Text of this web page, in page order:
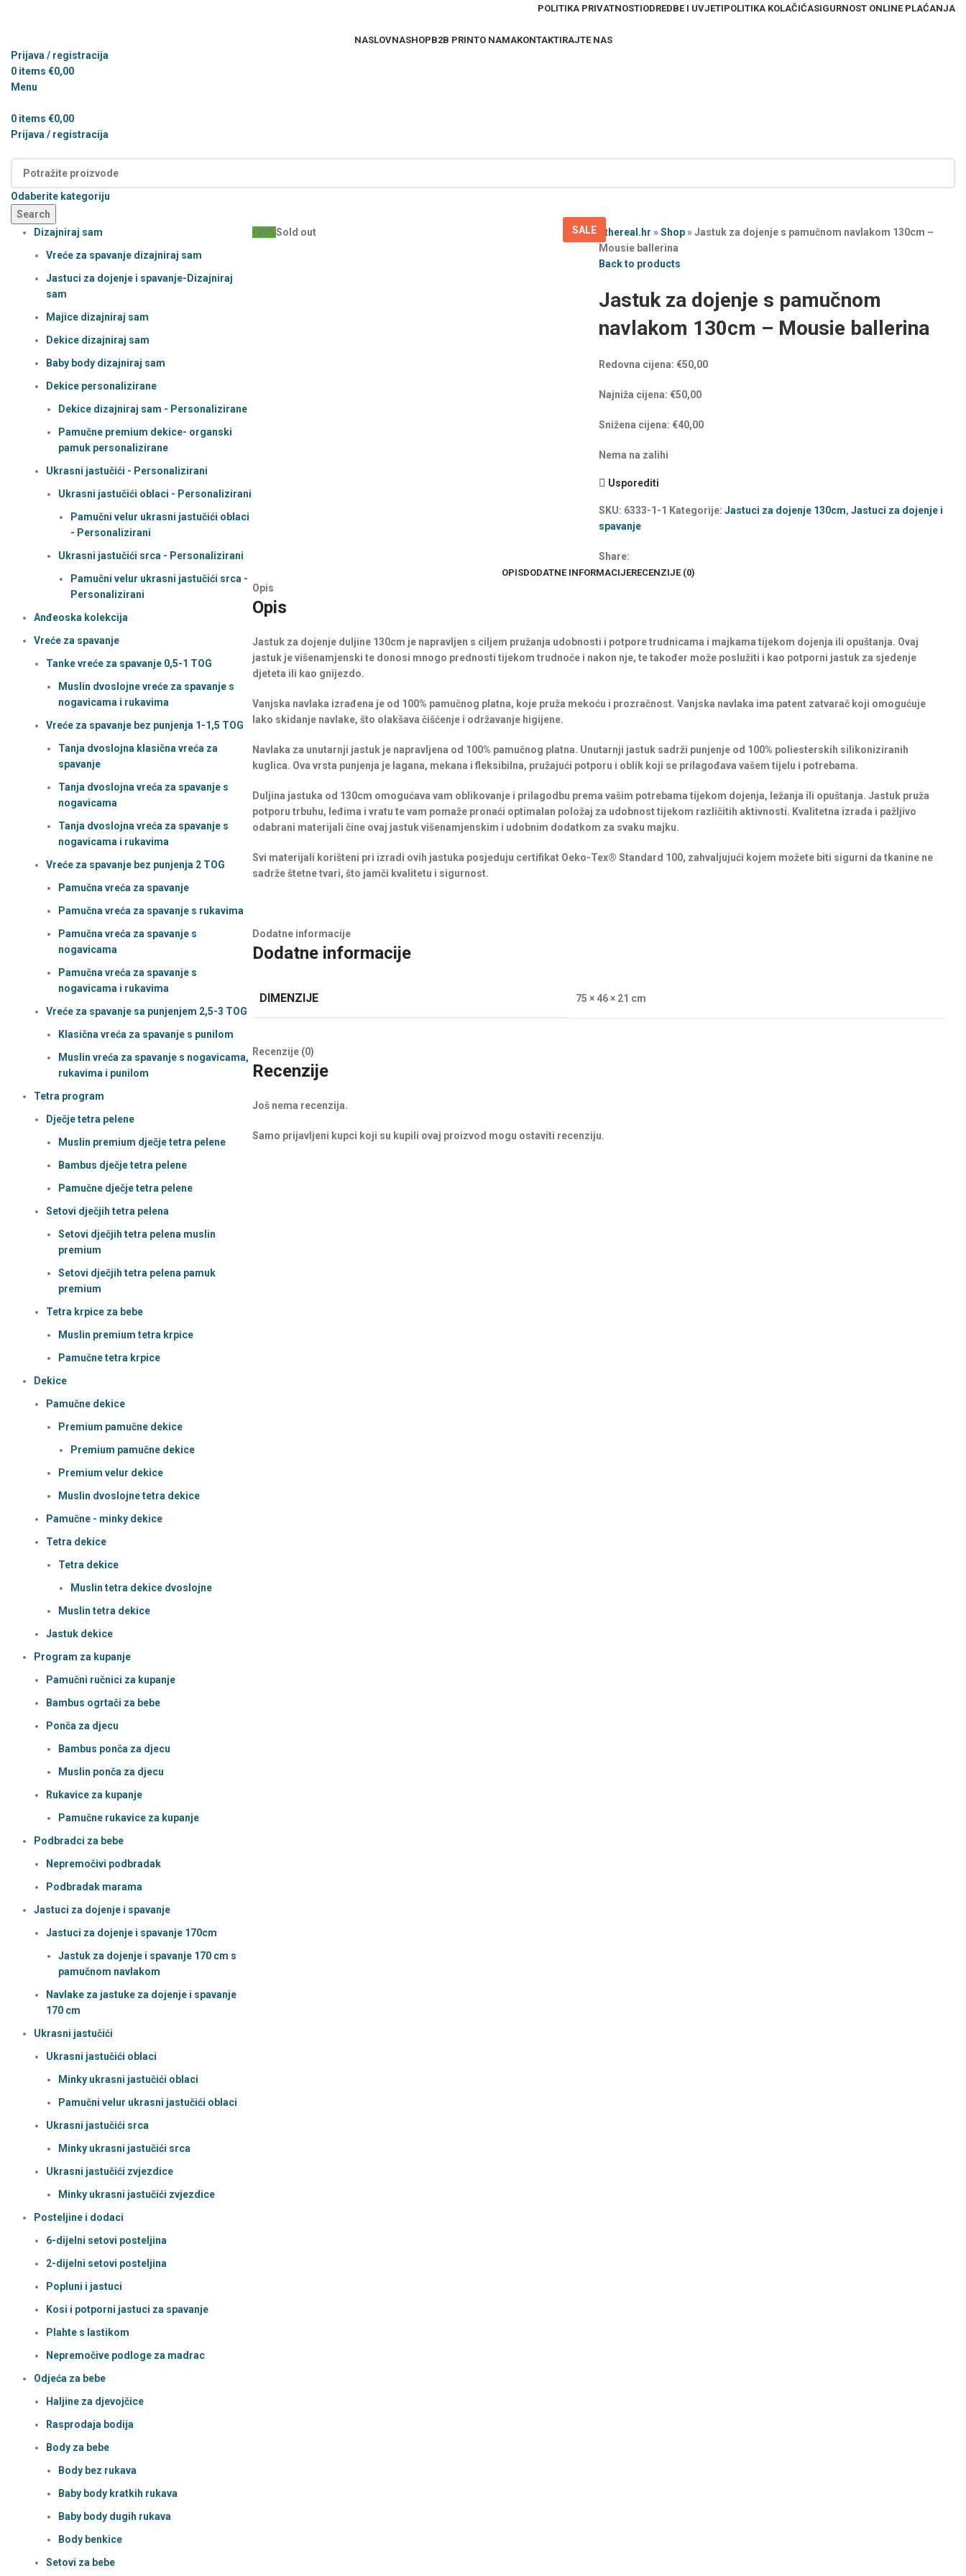
POLITIKA PRIVATNOSTIODREDBE I UVJETIPOLITIKA KOLAČIĆASIGURNOST ONLINE PLAĆANJA
NASLOVNASHOPB2B PRINTO NAMAKONTAKTIRAJTE NAS
Prijava / registracija
0 items €0,00
Menu
0 items €0,00
Prijava / registracija
Odaberite kategoriju
Search
-20%Sold out SALE Ethereal.hr »Shop»Jastuk za dojenje s pamučnom navlakom 130cm –
Mousie ballerina
Back to products
Jastuk za dojenje s pamučnom
navlakom 130cm – Mousie ballerina
Redovna cijena: €50,00
Najniža cijena: €50,00
Snižena cijena: €40,00
Nema na zalihi
Usporediti
SKU: 6333-1-1 Kategorije: Jastuci za dojenje 130cm, Jastuci za dojenje i
spavanje
Share:
OPISDODATNE INFORMACIJERECENZIJE (0)
Opis
Opis
Jastuk za dojenje duljine 130cm je napravljen s ciljem pružanja udobnosti i potpore trudnicama i majkama tijekom dojenja ili opuštanja. Ovaj
jastuk je višenamjenski te donosi mnogo prednosti tijekom trudnoće i nakon nje, te također može poslužiti i kao potporni jastuk za sjedenje
djeteta ili kao gnijezdo.
Vanjska navlaka izrađena je od 100% pamučnog platna, koje pruža mekoću i prozračnost. Vanjska navlaka ima patent zatvarač koji omogućuje
lako skidanje navlake, što olakšava čišćenje i održavanje higijene.
Navlaka za unutarnji jastuk je napravljena od 100% pamučnog platna. Unutarnji jastuk sadrži punjenje od 100% poliesterskih silikoniziranih
kuglica. Ova vrsta punjenja je lagana, mekana i fleksibilna, pružajući potporu i oblik koji se prilagođava vašem tijelu i potrebama.
Duljina jastuka od 130cm omogućava vam oblikovanje i prilagodbu prema vašim potrebama tijekom dojenja, ležanja ili opuštanja. Jastuk pruža
potporu trbuhu, leđima i vratu te vam pomaže pronaći optimalan položaj za udobnost tijekom različitih aktivnosti. Kvalitetna izrada i pažljivo
odabrani materijali čine ovaj jastuk višenamjenskim i udobnim dodatkom za svaku majku.
Svi materijali korišteni pri izradi ovih jastuka posjeduju certifikat Oeko-Tex® Standard 100, zahvaljujući kojem možete biti sigurni da tkanine ne
sadrže štetne tvari, što jamči kvalitetu i sigurnost.
Dodatne informacije
Dodatne informacije
DIMENZIJE 75 × 46 × 21 cm
Recenzije (0)
Recenzije
Još nema recenzija.
Samo prijavljeni kupci koji su kupili ovaj proizvod mogu ostaviti recenziju.
Dizajniraj sam
Vreće za spavanje dizajniraj sam
Jastuci za dojenje i spavanje-Dizajniraj
sam
Majice dizajniraj sam
Dekice dizajniraj sam
Baby body dizajniraj sam
Dekice personalizirane
Dekice dizajniraj sam - Personalizirane
Pamučne premium dekice- organski
pamuk personalizirane
Ukrasni jastučići - Personalizirani
Ukrasni jastučići oblaci - Personalizirani
Pamučni velur ukrasni jastučići oblaci
- Personalizirani
Ukrasni jastučići srca - Personalizirani
Pamučni velur ukrasni jastučići srca -
Personalizirani
Anđeoska kolekcija
Vreće za spavanje
Tanke vreće za spavanje 0,5-1 TOG
Muslin dvoslojne vreće za spavanje s
nogavicama i rukavima
Vreće za spavanje bez punjenja 1-1,5 TOG
Tanja dvoslojna klasična vreća za
spavanje
Tanja dvoslojna vreća za spavanje s
nogavicama
Tanja dvoslojna vreća za spavanje s
nogavicama i rukavima
Vreće za spavanje bez punjenja 2 TOG
Pamučna vreća za spavanje
Pamučna vreća za spavanje s rukavima
Pamučna vreća za spavanje s
nogavicama
Pamučna vreća za spavanje s
nogavicama i rukavima
Vreće za spavanje sa punjenjem 2,5-3 TOG
Klasična vreća za spavanje s punilom
Muslin vreća za spavanje s nogavicama,
rukavima i punilom
Tetra program
Dječje tetra pelene
Muslin premium dječje tetra pelene
Bambus dječje tetra pelene
Pamučne dječje tetra pelene
Setovi dječjih tetra pelena
Setovi dječjih tetra pelena muslin
premium
Setovi dječjih tetra pelena pamuk
premium
Tetra krpice za bebe
Muslin premium tetra krpice
Pamučne tetra krpice
Dekice
Pamučne dekice
Premium pamučne dekice
Premium pamučne dekice
Premium velur dekice
Muslin dvoslojne tetra dekice
Pamučne - minky dekice
Tetra dekice
Tetra dekice
Muslin tetra dekice dvoslojne
Muslin tetra dekice
Jastuk dekice
Program za kupanje
Pamučni ručnici za kupanje
Bambus ogrtači za bebe
Ponča za djecu
Bambus ponča za djecu
Muslin ponča za djecu
Rukavice za kupanje
Pamučne rukavice za kupanje
Podbradci za bebe
Nepremočivi podbradak
Podbradak marama
Jastuci za dojenje i spavanje
Jastuci za dojenje i spavanje 170cm
Jastuk za dojenje i spavanje 170 cm s
pamučnom navlakom
Navlake za jastuke za dojenje i spavanje
170 cm
Ukrasni jastučići
Ukrasni jastučići oblaci
Minky ukrasni jastučići oblaci
Pamučni velur ukrasni jastučići oblaci
Ukrasni jastučići srca
Minky ukrasni jastučići srca
Ukrasni jastučići zvjezdice
Minky ukrasni jastučići zvjezdice
Posteljine i dodaci
6-dijelni setovi posteljina
2-dijelni setovi posteljina
Popluni i jastuci
Kosi i potporni jastuci za spavanje
Plahte s lastikom
Nepremočive podloge za madrac
Odjeća za bebe
Haljine za djevojčice
Rasprodaja bodija
Body za bebe
Body bez rukava
Baby body kratkih rukava
Baby body dugih rukava
Body benkice
Setovi za bebe